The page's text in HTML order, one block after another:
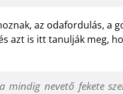
az odafordulás, a
azt is itt tanulják meg,
mindig nevető fekete